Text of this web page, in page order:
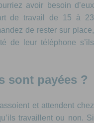
avoir besoin d’eux
de travail de 15 à 23
de rester sur place,
de leur téléphone s’ils
sont payées ?
et attendent chez
travaillent ou non. Si